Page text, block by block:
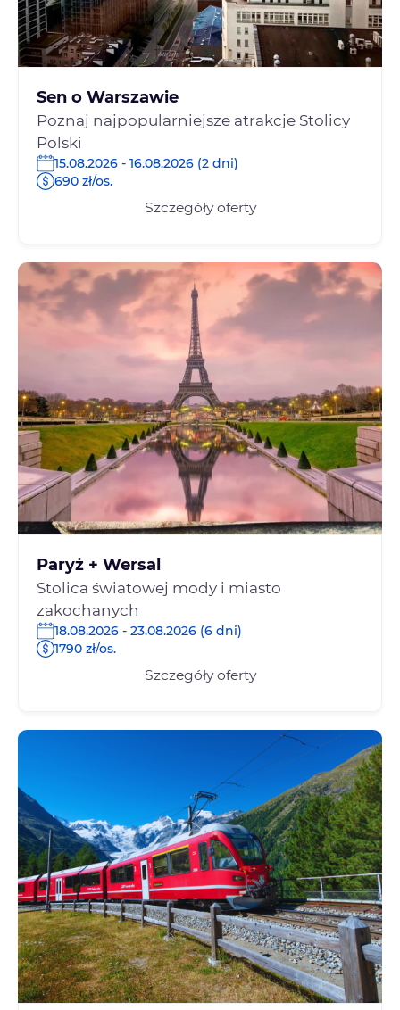
Sen o Warszawie
Poznaj najpopularniejsze atrakcje Stolicy
Polski
15.08.2026 - 16.08.2026 (2 dni)
690 zł/os.
Szczegóły oferty
Paryż + Wersal
Stolica światowej mody i miasto
zakochanych
18.08.2026 - 23.08.2026 (6 dni)
1790 zł/os.
Szczegóły oferty